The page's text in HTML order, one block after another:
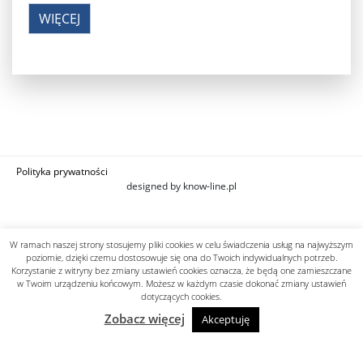
WIĘCEJ
Polityka prywatności
designed by know-line.pl
W ramach naszej strony stosujemy pliki cookies w celu świadczenia usług na najwyższym
poziomie, dzięki czemu dostosowuje się ona do Twoich indywidualnych potrzeb.
Korzystanie z witryny bez zmiany ustawień cookies oznacza, że będą one zamieszczane
w Twoim urządzeniu końcowym. Możesz w każdym czasie dokonać zmiany ustawień
dotyczących cookies.
Zobacz więcej Akceptuję